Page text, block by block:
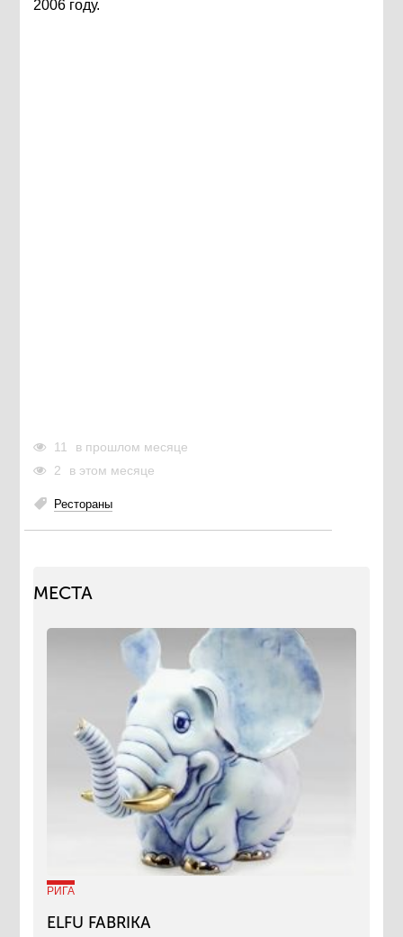
2006 году.
11
в прошлом месяце
2
в этом месяце
Рестораны
МЕСТА
РИГА
ELFU FABRIKA